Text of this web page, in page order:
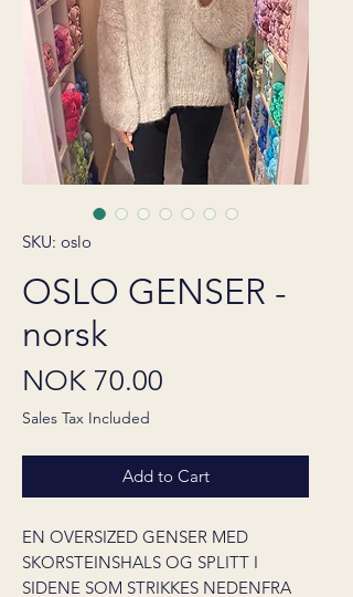
SKU: oslo
OSLO GENSER -
norsk
NOK 70.00
Sales Tax Included
Add to Cart
EN OVERSIZED GENSER MED
SKORSTEINSHALS OG SPLITT I
SIDENE SOM STRIKKES NEDENFRA